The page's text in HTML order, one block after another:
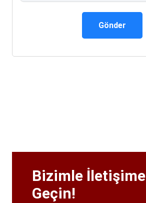
Gönder
Bizimle İletişime
Geçin!